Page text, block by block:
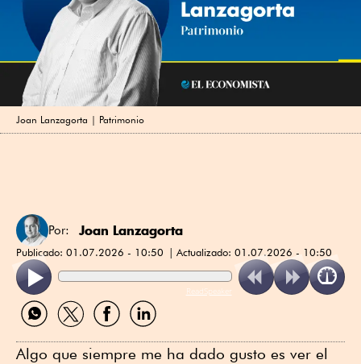
Joan Lanzagorta | Patrimonio
Por: Joan Lanzagorta
Publicado: 01.07.2026 - 10:50 Actualizado: 01.07.2026 - 10:50
ReadSpeaker
Compartir
por
Compartir
por
Compartir
por
Compartir
por
Algo que siempre me ha dado gusto es ver el